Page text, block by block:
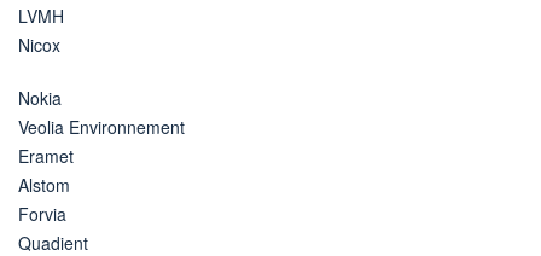
LVMH
Nicox
Nokia
Veolia Environnement
Eramet
Alstom
Forvia
Quadient